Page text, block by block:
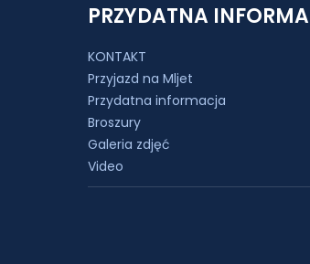
PRZYDATNA
KONTAKT
Przyjazd na Mljet
Przydatna informacja
Broszury
Galeria zdjęć
Video